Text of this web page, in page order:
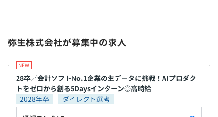
弥生株式会社が募集中の求人
28卒／会計ソフトNo.1企業の生データに挑戦！AIプロダク
トをゼロから創る5Daysインターン◎高時給
2028年卒
ダイレクト選考